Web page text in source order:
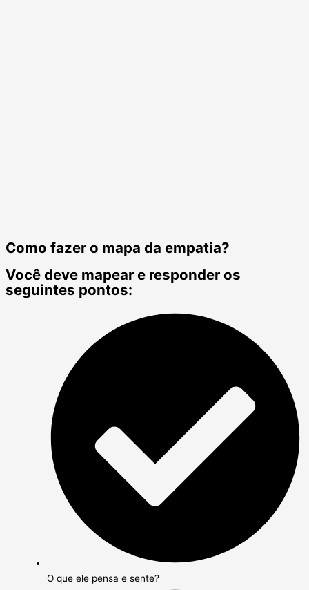
Como fazer o mapa da empatia?
Você deve mapear e responder os
seguintes pontos:
O que ele pensa e sente?